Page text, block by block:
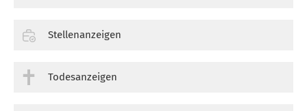
Stellenanzeigen
Todesanzeigen